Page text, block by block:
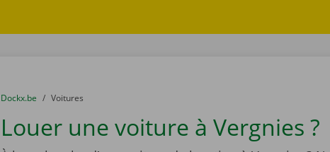
You are here:
du
Dockx.be to
Voitures
Louer une voiture à Vergnies ?